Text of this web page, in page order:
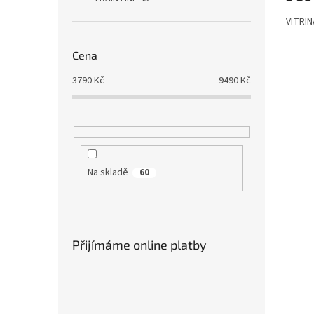
Cena
3790Kč 9490Kč
Na skladě 60
Přijímáme online platby